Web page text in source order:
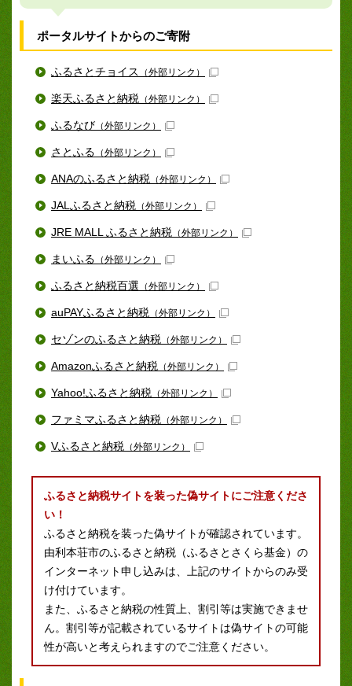
ポータルサイトからのご寄附
ふるさとチョイス （外部リンク）
楽天ふるさと納税 （外部リンク）
ふるなび （外部リンク）
さとふる （外部リンク）
ANAのふるさと納税 （外部リンク）
JALふるさと納税 （外部リンク）
JRE MALL ふるさと納税 （外部リンク）
まいふる （外部リンク）
ふるさと納税百選 （外部リンク）
auPAYふるさと納税 （外部リンク）
セゾンのふるさと納税 （外部リンク）
Amazonふるさと納税 （外部リンク）
Yahoo!ふるさと納税 （外部リンク）
ファミマふるさと納税 （外部リンク）
Vふるさと納税 （外部リンク）
ふるさと納税サイトを装った偽サイトにご注意くださ
い！
ふるさと納税を装った偽サイトが確認されています。
由利本荘市のふるさと納税（ふるさとさくら基金）の
インターネット申し込みは、上記のサイトからのみ受
け付けています。
また、ふるさと納税の性質上、割引等は実施できませ
ん。割引等が記載されているサイトは偽サイトの可能
性が高いと考えられますのでご注意ください。